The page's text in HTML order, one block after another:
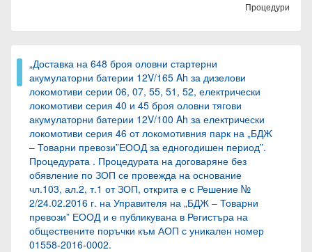
Процедури
„Доставка на 648 броя оловни стартерни
акумулаторни батерии 12V/165 Ah за дизелови
локомотиви серии 06, 07, 55, 51, 52, електрически
локомотиви серия 40 и 45 броя оловни тягови
акумулаторни батерии 12V/100 Ah за електрически
локомотиви серия 46 от локомотивния парк на „БДЖ
– Товарни превози”ЕООД за едногодишен период”.
Процедурата . Процедурата на договаряне без
обявление по ЗОП се провежда на основание
чл.103, ал.2, т.1 от ЗОП, открита е с Решение №
2/24.02.2016 г. на Управителя на „БДЖ – Товарни
превози” ЕООД и е публикувана в Регистъра на
обществените поръчки към АОП с уникален номер
01558-2016-0002.